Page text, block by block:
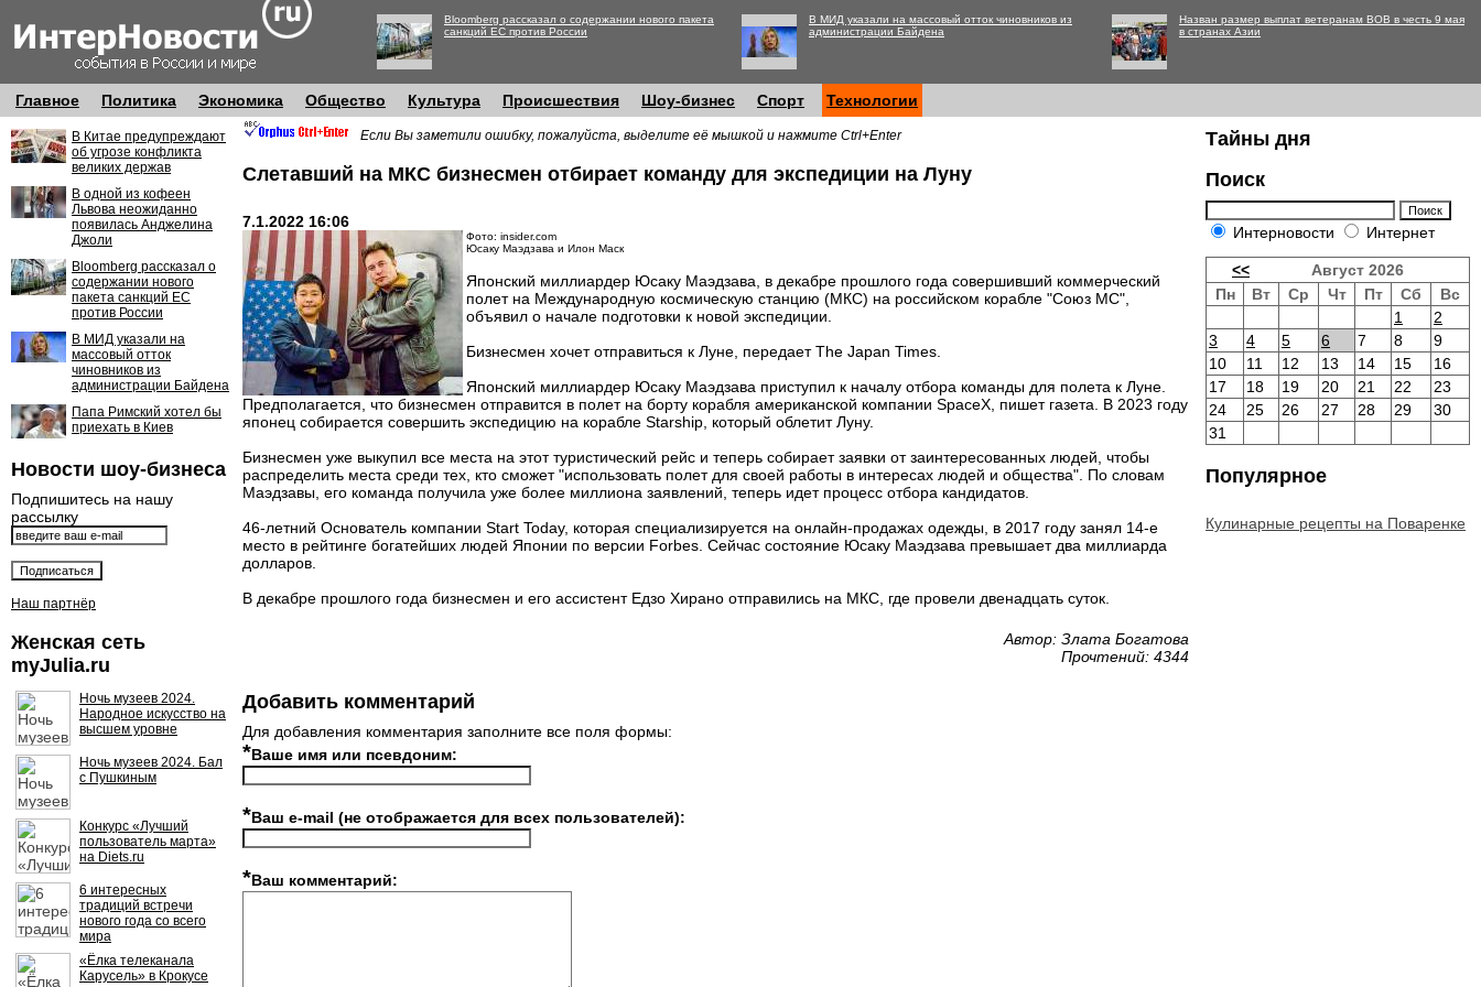
Bloomberg рассказал о содержании нового пакета
санкций ЕС против России
В МИД указали на массовый отток чиновников из
администрации Байдена
Назван размер выплат ветеранам ВОВ в честь 9 мая
в странах Азии
Главное Политика Экономика Общество Культура Происшествия Шоу-бизнес Спорт Технологии
В Китае предупреждают
об угрозе конфликта
великих держав
В одной из кофеен
Львова неожиданно
появилась Анджелина
Джоли
Bloomberg рассказал о
содержании нового
пакета санкций ЕС
против России
В МИД указали на
массовый отток
чиновников из
администрации Байдена
Папа Римский хотел бы
приехать в Киев
Новости шоу-бизнеса
Подпишитесь на нашу
рассылку
Наш партнёр
Женская сеть
myJulia.ru
Ночь музеев 2024.
Народное искусство на
высшем уровне
Ночь музеев 2024. Бал
с Пушкиным
Конкурс «Лучший
пользователь марта»
на Diets.ru
6 интересных
традиций встречи
нового года со всего
мира
«Ёлка телеканала
Карусель» в Крокусе
Если Вы заметили ошибку, пожалуйста, выделите её мышкой и нажмите Ctrl+Enter
Слетавший на МКС бизнесмен отбирает команду для экспедиции на Луну
7.1.2022 16:06
Фото: insider.com
Юсаку Маэдзава и Илон Маск
Японский миллиардер Юсаку Маэдзава, в декабре прошлого года совершивший коммерческий
полет на Международную космическую станцию (МКС) на российском корабле "Союз МС",
объявил о начале подготовки к новой экспедиции.
Бизнесмен хочет отправиться к Луне, передает The Japan Times.
Японский миллиардер Юсаку Маэдзава приступил к началу отбора команды для полета к Луне.
Предполагается, что бизнесмен отправится в полет на борту корабля американской компании SpaceX, пишет газета. В 2023 году
японец собирается совершить экспедицию на корабле Starship, который облетит Луну.
Бизнесмен уже выкупил все места на этот туристический рейс и теперь собирает заявки от заинтересованных людей, чтобы
распределить места среди тех, кто сможет "использовать полет для своей работы в интересах людей и общества". По словам
Маэдзавы, его команда получила уже более миллиона заявлений, теперь идет процесс отбора кандидатов.
46-летний Основатель компании Start Today, которая специализируется на онлайн-продажах одежды, в 2017 году занял 14-е
место в рейтинге богатейших людей Японии по версии Forbes. Сейчас состояние Юсаку Маэдзава превышает два миллиарда
долларов.
В декабре прошлого года бизнесмен и его ассистент Едзо Хирано отправились на МКС, где провели двенадцать суток.
Автор: Злата Богатова
Прочтений: 4344
Добавить комментарий
Для добавления комментария заполните все поля формы:
*Ваше имя или псевдоним:
*Ваш e-mail (не отображается для всех пользователей):
*Ваш комментарий:
Тайны дня
Поиск
Интерновости Интернет
<<
Август 2026
Пн
Вт Ср Чт Пт Сб
Вс
1
2
3
4 5 6 7 8
9
10
11 12 13 14 15
16
17
18 19 20 21 22
23
24
25 26 27 28 29
30
31
Популярное
Кулинарные рецепты на Поваренке